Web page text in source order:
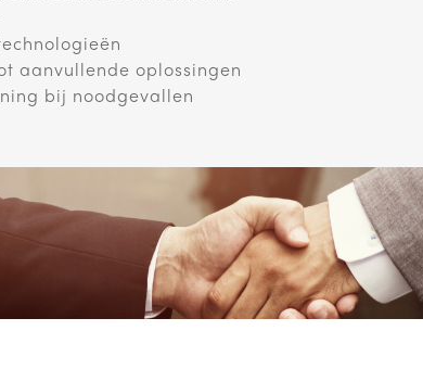
aanvullende oplossingen
bij noodgevallen